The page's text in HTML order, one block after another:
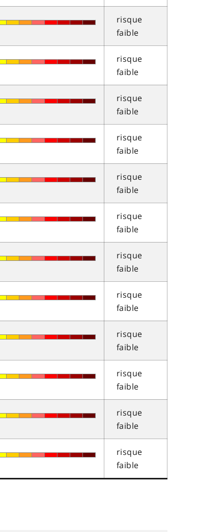
risque
faible
risque
faible
risque
faible
risque
faible
risque
faible
risque
faible
risque
faible
risque
faible
risque
faible
risque
faible
risque
faible
risque
faible